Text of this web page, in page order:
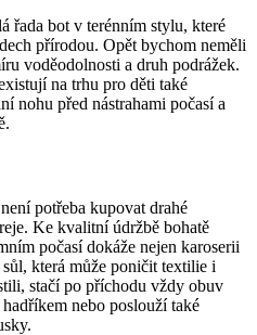
řada bot v terénním stylu, které
přírodou. Opět bychom neměli
voděodolnosti a druh podrážek.
na trhu pro děti také
nohu před nástrahami počasí a
potřeba kupovat drahé
Ke kvalitní údržbě bohatě
počasí dokáže nejen karoserii
která může poničit textilie i
stačí po příchodu vždy obuv
nebo poslouží také